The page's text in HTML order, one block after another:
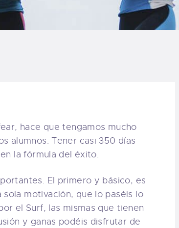
FAMILY
SALINAS
hace que tengamos mucho
alumnos. Tener casi 350 días
la fórmula del éxito.
El primero y básico, es
motivación, que lo paséis lo
el Surf, las mismas que tienen
y ganas podéis disfrutar de